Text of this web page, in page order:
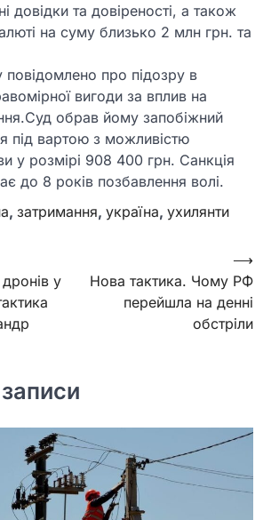
довідки та довіреності, а також
на суму близько 2 млн грн. та
повідомлено про підозру в
вигоди за вплив на
обрав йому запобіжний
під вартою з можливістю
у розмірі 908 400 грн. Санкція
до 8 років позбавлення волі.
, затримання, україна, ухилянти
у
Нова тактика. Чому РФ
перейшла на денні
обстріли
⟶